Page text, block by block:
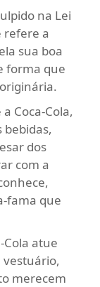
na Lei
refere a
sua boa
forma que
a Coca-Cola,
dos
com a
fama que
Cola atue
vestuário,
merecem